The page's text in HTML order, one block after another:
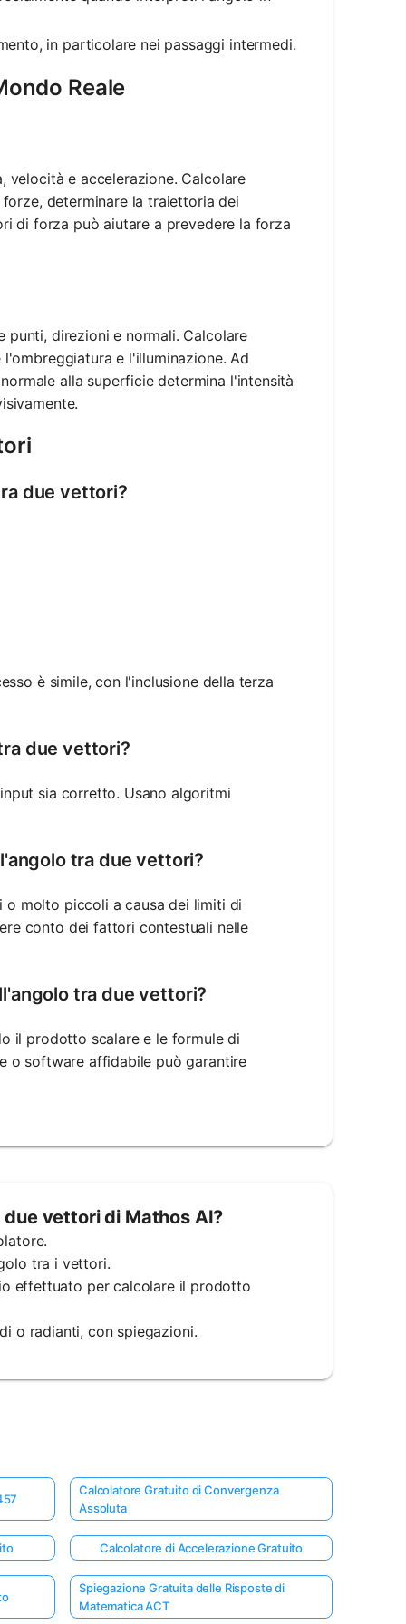
in particolare nei passaggi intermedi.
Reale
velocità e accelerazione. Calcolare
determinare la traiettoria dei
di forza può aiutare a prevedere la forza
direzioni e normali. Calcolare
e l'illuminazione. Ad
alla superficie determina l'intensità
due vettori?
= \frac{\mathbf{a} \cdot
è simile, con l'inclusione della terza
due vettori?
sia corretto. Usano algoritmi
tra due vettori?
o molto piccoli a causa dei limiti di
conto dei fattori contestuali nelle
tra due vettori?
il prodotto scalare e le formule di
o software affidabile può garantire
vettori di Mathos AI?
tra i vettori.
effettuato per calcolare il prodotto
o radianti, con spiegazioni.
Calcolatore Gratuito di Convergenza
Assoluta
Calcolatore di Accelerazione Gratuito
Spiegazione Gratuita delle Risposte di
Matematica ACT